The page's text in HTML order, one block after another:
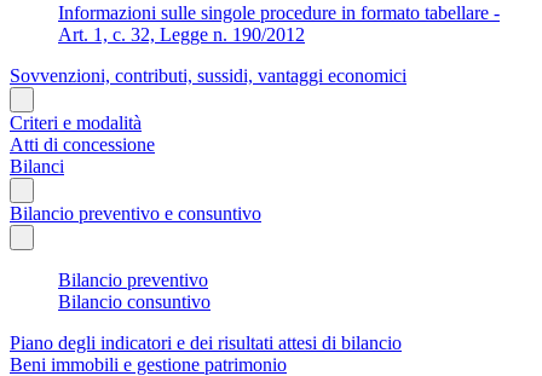
Informazioni sulle singole procedure in formato tabellare -
Art. 1, c. 32, Legge n. 190/2012
Sovvenzioni, contributi, sussidi, vantaggi economici
Criteri e modalità
Atti di concessione
Bilanci
Bilancio preventivo e consuntivo
Bilancio preventivo
Bilancio consuntivo
Piano degli indicatori e dei risultati attesi di bilancio
Beni immobili e gestione patrimonio